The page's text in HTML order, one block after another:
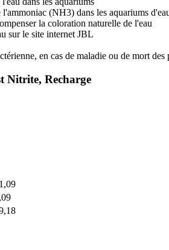
(NH3) dans les aquariums
la coloration naturelle de l'eau
sur le site internet JBL
en cas de maladie ou de mort des
Nitrite, Recharge